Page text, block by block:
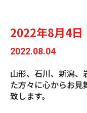
2022年8月4日
2022.08.04
山形、石川、新潟
た方々に心からお見
致します。